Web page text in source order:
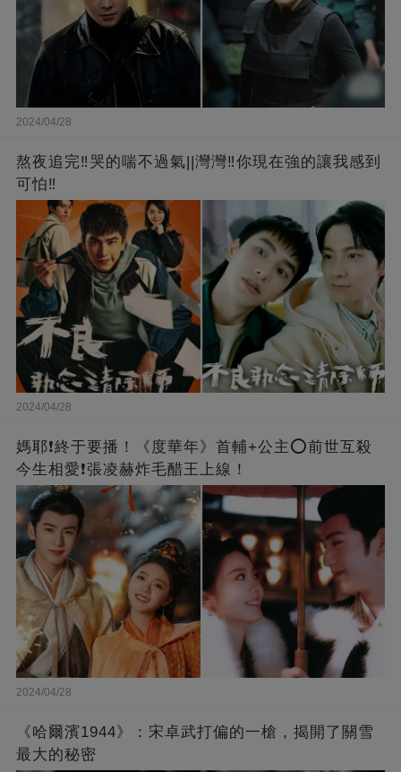
2024/04/28
熬夜追完‼️哭的喘不過氣||灣灣‼️你現在強的讓我感到
可怕‼️
2024/04/28
媽耶❗️終于要播！《度華年》首輔+公主⭕前世互殺
今生相愛❗張凌赫炸毛醋王上線！
2024/04/28
《哈爾濱1944》：宋卓武打偏的一槍，揭開了關雪
最大的秘密